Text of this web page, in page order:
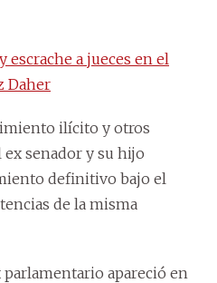
escrache a jueces en el
Daher
ilícito y otros
ex senador y su hijo
definitivo bajo el
de la misma
parlamentario apareció en